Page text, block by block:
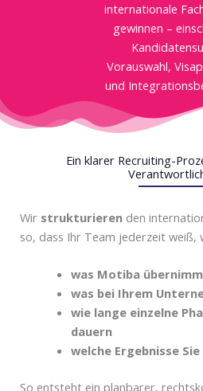
internationale
gewinnen –
Vorauswahl,
und
Ein klarer Recruiting-
Wir strukturieren den
so, dass Ihr Team jederzeit weiß,
was Motiba
was bei Ihrem
wie lange einzelne
dauern
welche Ergebnisse
So entsteht ein planbarer,